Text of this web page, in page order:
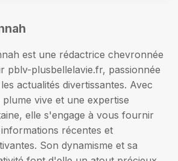
est une rédactrice chevronnée
pblv-plusbellelavie.fr, passionnée
actualités divertissantes. Avec
plume vive et une expertise
elle s'engage à vous fournir
récentes et
Son dynamisme et sa